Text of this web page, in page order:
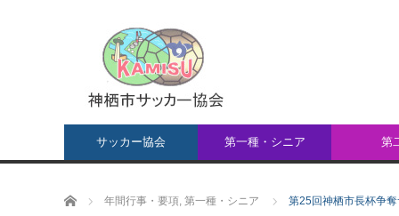
サッカー協会 第一種・シニア 第
ホーム 年間行事・要項, 第一種・シニア 第25回神栖市長杯争